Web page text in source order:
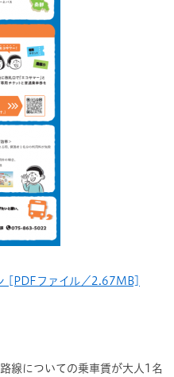
[PDFファイル／2.67MB]
線についての乗車賃が大人1名